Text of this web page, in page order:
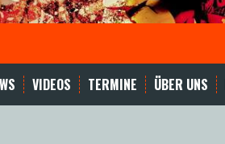
VIDEOS TERMINE ÜBER UNS